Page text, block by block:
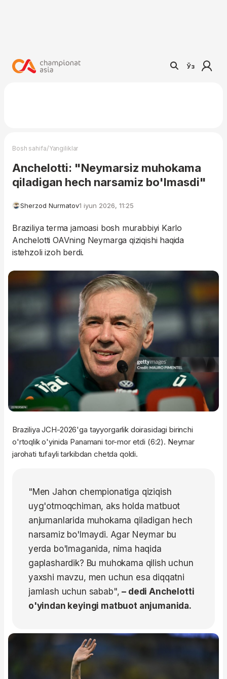
Ўз
Bosh sahifa/Yangiliklar
Anchelotti: "Neymarsiz muhokama
qiladigan hech narsamiz bo'lmasdi"
Sherzod Nurmatov1 iyun 2026, 11:25
Braziliya terma jamoasi bosh murabbiyi Karlo
Anchelotti OAVning Neymarga qiziqishi haqida
istehzoli izoh berdi.
Braziliya JCH-2026'ga tayyorgarlik doirasidagi birinchi
o'rtoqlik o'yinida Panamani tor-mor etdi (6:2). Neymar
jarohati tufayli tarkibdan chetda qoldi.
"Men Jahon chempionatiga qiziqish
uyg'otmoqchiman, aks holda matbuot
anjumanlarida muhokama qiladigan hech
narsamiz bo'lmaydi. Agar Neymar bu
yerda bo'lmaganida, nima haqida
gaplashardik? Bu muhokama qilish uchun
yaxshi mavzu, men uchun esa diqqatni
jamlash uchun sabab",– dedi Anchelotti
o'yindan keyingi matbuot anjumanida.